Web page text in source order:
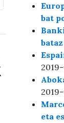
bat
eta